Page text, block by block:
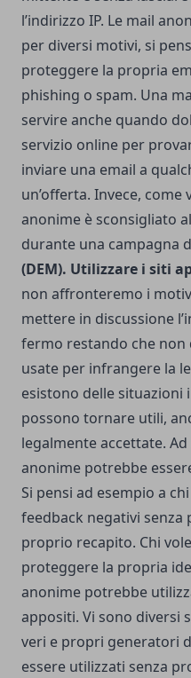
l’indirizzo IP. Le mail
per diversi motivi, si
proteggere la propria
phishing o spam. Una
servire anche quando
servizio online per
inviare una email a
un’offerta. Invece,
anonime è sconsigliato
durante una campagna
(DEM). Utilizzare i siti
non affronteremo i
mettere in discussione
fermo restando che non
usate per infrangere la
esistono delle situazioni
possono tornare utili,
legalmente accettate.
anonime potrebbe
Si pensi ad esempio a
feedback negativi senza
proprio recapito. Chi
proteggere la propria
anonime potrebbe
appositi. Vi sono diversi
veri e propri generatori
essere utilizzati senza